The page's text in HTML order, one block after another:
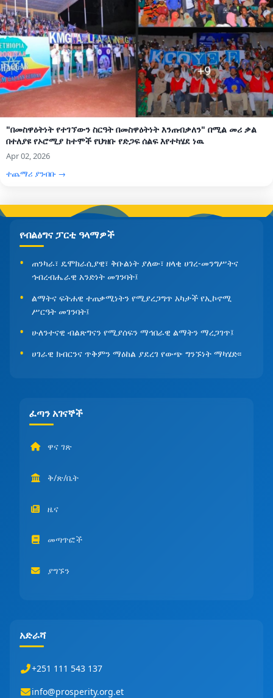
"በመስዋዕትነት የተገኘውን ስርዓት በመስዋዕትነት እንጠብቃለን" በሚል መሪ ቃል
በተለያዩ የኦሮሚያ ከተሞች የህዝቡ የድጋፍ ሰልፍ እየተካሄደ ነዉ
Apr 02, 2026
ተጨማሪ ያንብቡ →
የብልፅግና ፓርቲ ዓላማዎች
ጠንካራ፣ ዴሞክራሲያዊ፣ ቅቡልነት ያለው፣ ዘላቂ ሀገረ-መንግሥትና
ኅብረብሔራዊ አንድነት መገንባት፤
ልማትና ፍትሐዊ ተጠቃሚነትን የሚያረጋግጥ አካታች የኢኮኖሚ
ሥርዓት መገንባት፤
ሁለንተናዊ ብልጽግናን የሚያሰፍን ማኅበራዊ ልማትን ማረጋገጥ፤
ሀገራዊ ክብርንና ጥቅምን ማዕከል ያደረገ የውጭ ግንኙነት ማካሄድ፡፡
ፈጣን አገናኞች
ዋና ገጽ
ቅ/ጽ/ቤት
ዜና
መጣጥፎች
ያግኙን
አድራሻ
+251 111 543 137
info@prosperity.org.et